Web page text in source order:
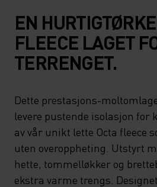
EN
FLEECE LAGET
TERRENGET.
Dette prestasjons-
levere pustende isolasjon for
av vår unikt lette Octa fleece
uten overoppheting. Utstyrt
hette, tommelløkker og
ekstra varme trengs.